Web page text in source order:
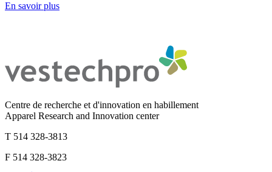
En savoir plus
Centre de recherche et d'innovation en habillement
Apparel Research and Innovation center
T 514 328-3813
F 514 328-3823